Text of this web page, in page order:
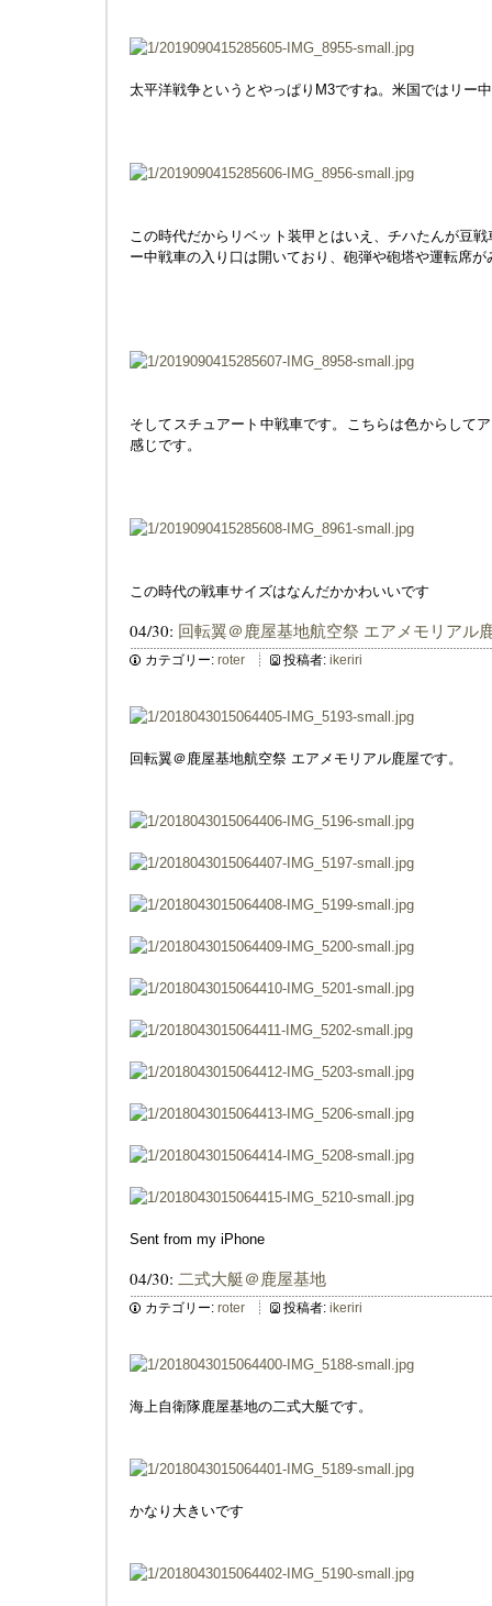
太平洋戦争というとやっぱりM3ですね。米国ではリー
この時代だからリベット装甲とはいえ、チハたんが豆
ー中戦車の入り口は開いており、砲弾や砲塔や運転席
そしてスチュアート中戦車です。こちらは色からして
感じです。
この時代の戦車サイズはなんだかかわいいです
04/30: 回転翼＠鹿屋基地航空祭 エアメモリアル
カテゴリー: roter 投稿者: ikeriri
回転翼＠鹿屋基地航空祭 エアメモリアル鹿屋です。
Sent from my iPhone
04/30: 二式大艇＠鹿屋基地
カテゴリー: roter 投稿者: ikeriri
海上自衛隊鹿屋基地の二式大艇です。
かなり大きいです